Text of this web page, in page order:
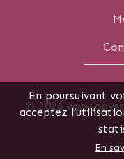
© 2026
En poursuivant
acceptez
En